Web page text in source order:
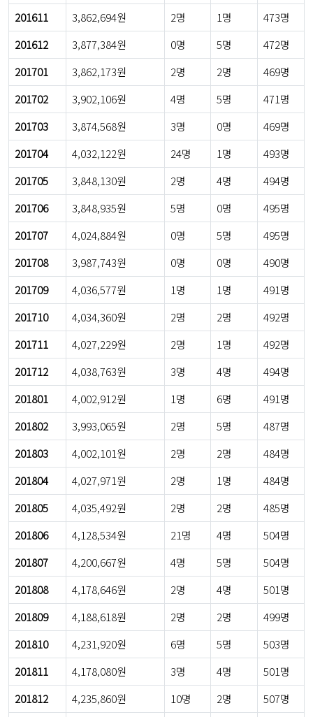
201611
3,862,694원 2명 1명
473명
201612
3,877,384원 0명 5명
472명
201701
3,862,173원 2명 2명
469명
201702
3,902,106원 4명 5명
471명
201703
3,874,568원 3명 0명
469명
201704
4,032,122원 24명 1명
493명
201705
3,848,130원 2명 4명
494명
201706
3,848,935원 5명 0명
495명
201707
4,024,884원 0명 5명
495명
201708
3,987,743원 0명 0명
490명
201709
4,036,577원 1명 1명
491명
201710
4,034,360원 2명 2명
492명
201711
4,027,229원 2명 1명
492명
201712
4,038,763원 3명 4명
494명
201801
4,002,912원 1명 6명
491명
201802
3,993,065원 2명 5명
487명
201803
4,002,101원 2명 2명
484명
201804
4,027,971원 2명 1명
484명
201805
4,035,492원 2명 2명
485명
201806
4,128,534원 21명 4명
504명
201807
4,200,667원 4명 5명
504명
201808
4,178,646원 2명 4명
501명
201809
4,188,618원 2명 2명
499명
201810
4,231,920원 6명 5명
503명
201811
4,178,080원 3명 4명
501명
201812
4,235,860원 10명 2명 507명